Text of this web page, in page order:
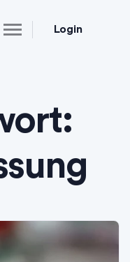
Login